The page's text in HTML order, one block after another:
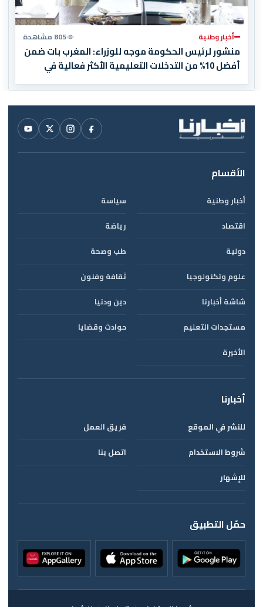
أخبار وطنية 805 مشاهدة
منشور لرئيس الحكومة موجه للوزراء: المغرب بات ضمن
أفضل 10% من التدخلات التعليمية الأكثر فعالية في
الأقسام
أخبار وطنية
سياسة
اقتصاد
رياضة
دولية
طب وصحة
علوم وتكنولوجيا
ثقافة وفنون
شاشة أخبارنا
دين ودنيا
مستجدات التعليم
حوادث وقضايا
الأخيرة
أخبارنا
للنشر في الموقع
فريق العمل
شروط الاستخدام
اتصل بنا
للإشهار
حمّل التطبيق